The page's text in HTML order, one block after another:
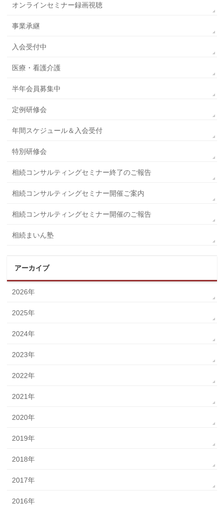
オンラインセミナー録画視聴
事業承継
入会受付中
医療・看護介護
半年会員募集中
定例研修会
年間スケジュール＆入会受付
特別研修会
相続コンサルティングセミナー終了のご報告
相続コンサルティングセミナー開催ご案内
相続コンサルティングセミナー開催のご報告
相続まいん塾
アーカイブ
2026年
2025年
2024年
2023年
2022年
2021年
2020年
2019年
2018年
2017年
2016年